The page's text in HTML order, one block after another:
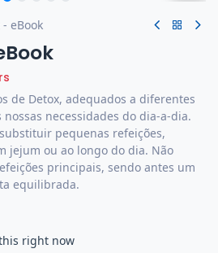
eBook
de Detox, adequados a diferentes
necessidades do dia-a-dia.
pequenas refeições,
jejum ou ao longo do dia. Não
principais, sendo antes um
equilibrada.
right now